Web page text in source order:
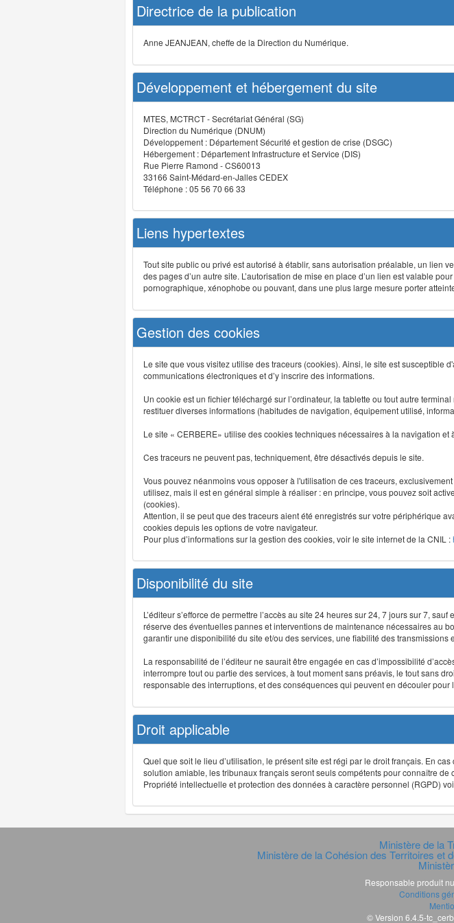
Directrice de la publication
Anne JEANJEAN, cheffe de la Direction du Numérique.
Développement et hébergement du site
MTES, MCTRCT - Secrétariat Général (SG)
Direction du Numérique (DNUM)
Développement : Département Sécurité et gestion de crise (DSGC)
Hébergement : Département Infrastructure et Service (DIS)
Rue Pierre Ramond - CS60013
33166 Saint-Médard-en-Jalles CEDEX
Téléphone : 05 56 70 66 33
Liens hypertextes
Tout site public ou privé est autorisé à établir, sans autorisation préalable, un lien
des pages d’un autre site. L’autorisation de mise en place d’un lien est valable
pornographique, xénophobe ou pouvant, dans une plus large mesure porter
Gestion des cookies
Le site que vous visitez utilise des traceurs (cookies). Ainsi, le site est susceptible
communications électroniques et d’y inscrire des informations.
Un cookie est un fichier téléchargé sur l’ordinateur, la tablette ou tout autre
restituer diverses informations (habitudes de navigation, équipement utilisé,
Le site « CERBERE» utilise des cookies techniques nécessaires à la navigation
Ces traceurs ne peuvent pas, techniquement, être désactivés depuis le site.
Vous pouvez néanmoins vous opposer à l'utilisation de ces traceurs,
utilisez, mais il est en général simple à réaliser : en principe, vous pouvez soit
(cookies).
Attention, il se peut que des traceurs aient été enregistrés sur votre périphérique
cookies depuis les options de votre navigateur.
Pour plus d’informations sur la gestion des cookies, voir le site internet de la CNIL :
Disponibilité du site
L’éditeur s’efforce de permettre l’accès au site 24 heures sur 24, 7 jours sur 7,
réserve des éventuelles pannes et interventions de maintenance nécessaires au
garantir une disponibilité du site et/ou des services, une fiabilité des
La responsabilité de l’éditeur ne saurait être engagée en cas d’impossibilité
interrompre tout ou partie des services, à tout moment sans préavis, le tout sans
responsable des interruptions, et des conséquences qui peuvent en découler pour
Droit applicable
Quel que soit le lieu d’utilisation, le présent site est régi par le droit français. En
solution amiable, les tribunaux français seront seuls compétents pour connaître de
Propriété intellectuelle et protection des données à caractère personnel (RGPD)
Ministère de la
Ministère de la Cohésion des Territoires et
Responsable produit
Conditions
© Version 6.4.5-